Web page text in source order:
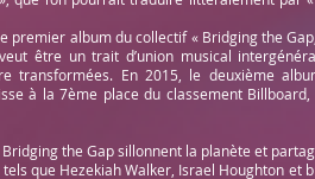
premier album du collectif « Bridging the
être un trait d’union musical
transformées. En 2015, le deuxième
à la 7ème place du classement
Bridging the Gap sillonnent la planète et
que Hezekiah Walker, Israel Houghton et